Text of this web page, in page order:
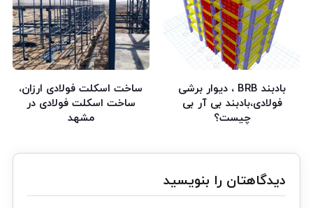
بادبند BRB ، دیوار برشی
فولادی،بادبند بی آر بی
چیست؟
ساخت اسکلت فولادی ارزان،
ساخت اسکلت فولادی در
مشهد
دیدگاهتان را بنویسید